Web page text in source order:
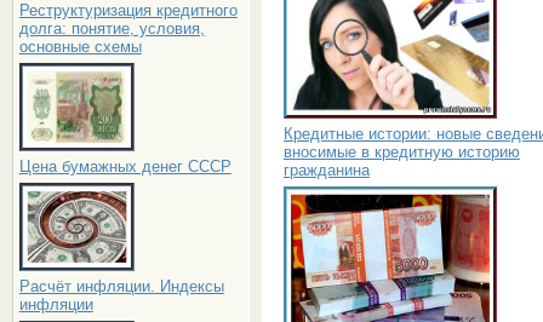
Реструктуризация кредитного
долга: понятие, условия,
основные схемы
Цена бумажных денег СССР
Расчёт инфляции. Индексы
инфляции
Кредитные истории: новые
вносимые в кредитную историю
гражданина